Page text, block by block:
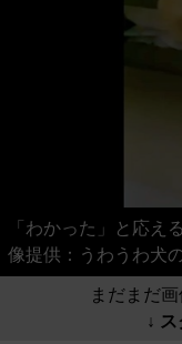
「わかった」と応え
像提供：うわうわ犬
まだまだ
↓